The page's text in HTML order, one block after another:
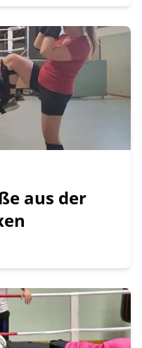
aus der